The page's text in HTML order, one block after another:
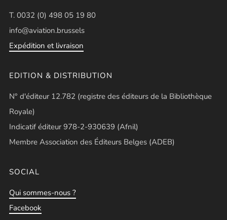
T. 0032 (0) 498 05 19 80
info@aviation.brussels
Expédition et livraison
EDITION & DISTRIBUTION
N° d'éditeur 12.782 (registre des éditeurs de la Bibliothèque
Royale)
Indicatif éditeur 978-2-930639 (Afnil)
Membre Association des Éditeurs Belges (ADEB)
SOCIAL
Qui sommes-nous ?
Facebook